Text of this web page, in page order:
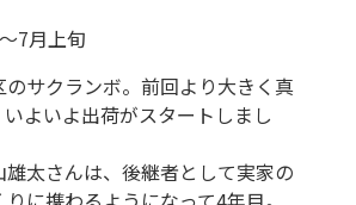
7月上旬
のサクランボ。前回より大きく真
よいよ出荷がスタートしまし
太さんは、後継者として実家の